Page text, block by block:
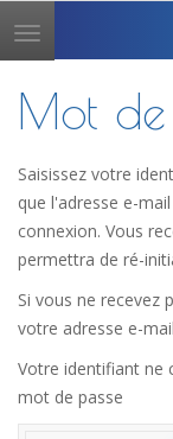
Toggle
navigation
Mot
Saisissez votre
que l'adresse e-
connexion. Vous
permettra de ré-
Si vous ne recevez
votre adresse e-
Votre identifiant ne
mot de passe